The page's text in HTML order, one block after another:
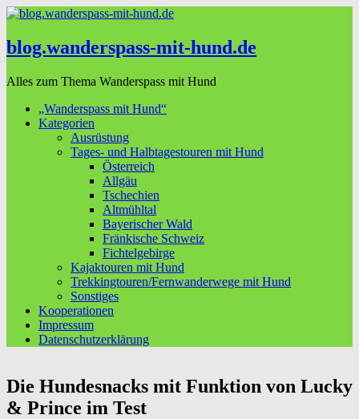
blog.wanderspass-mit-hund.de
Alles zum Thema Wanderspass mit Hund
„Wanderspass mit Hund“
Kategorien
Ausrüstung
Tages- und Halbtagestouren mit Hund
Österreich
Allgäu
Tschechien
Altmühltal
Bayerischer Wald
Fränkische Schweiz
Fichtelgebirge
Kajaktouren mit Hund
Trekkingtouren/Fernwanderwege mit Hund
Sonstiges
Kooperationen
Impressum
Datenschutzerklärung
Die Hundesnacks mit Funktion von Lucky
& Prince im Test